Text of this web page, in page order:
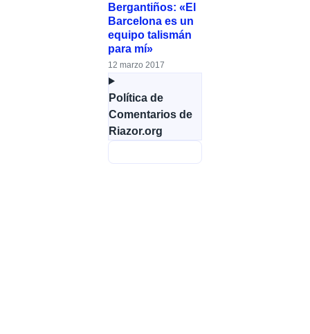
Bergantiños: «El
Barcelona es un
equipo talismán
para mí»
12 marzo 2017
Política de
Comentarios de
Riazor.org